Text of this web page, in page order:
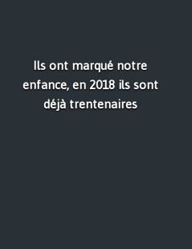
Ils ont marqué notre
enfance, en 2018 ils sont
déjà trentenaires